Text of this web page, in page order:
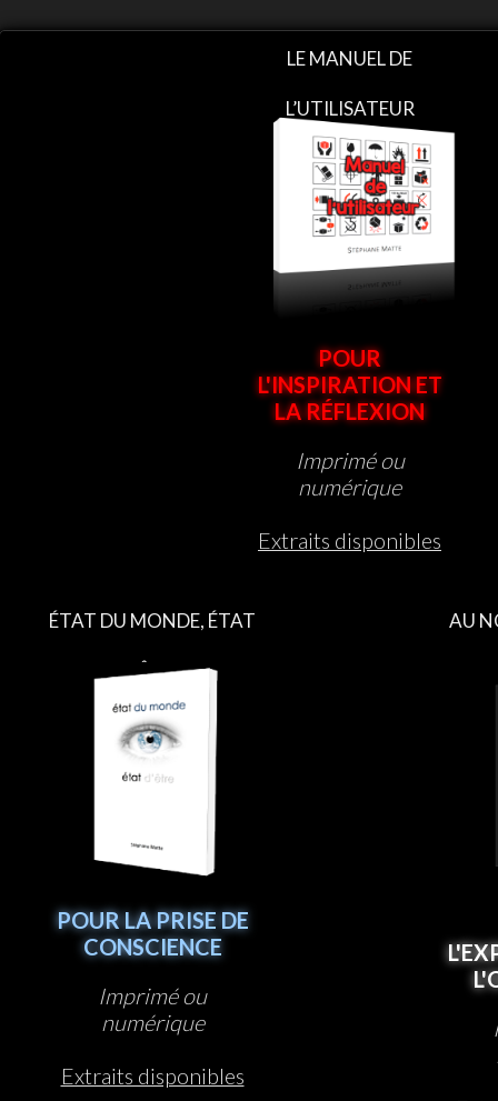
LE MANUEL DE
L’UTILISATEUR
POUR
L'INSPIRATION ET
LA RÉFLEXION
Imprimé ou
numérique
Extraits disponibles
ÉTAT DU MONDE, ÉTAT
D’ÊTRE
POUR LA PRISE DE
CONSCIENCE
Imprimé ou
numérique
Extraits disponibles
AU